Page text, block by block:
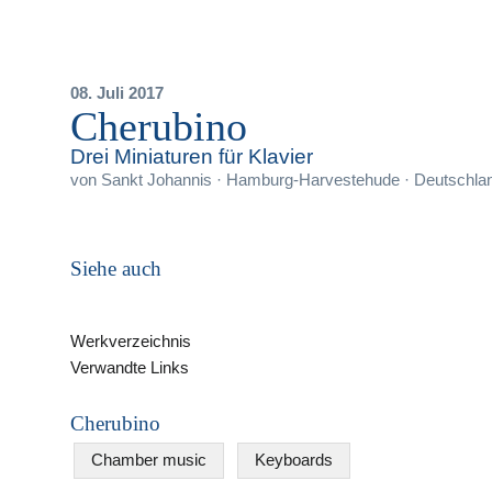
08. Juli 2017
Cherubino
Drei Miniaturen für Klavier
von Sankt Johannis · Hamburg-Harvestehude ·
Siehe auch
Werkverzeichnis
Verwandte Links
Cherubino
Chamber music Keyboards